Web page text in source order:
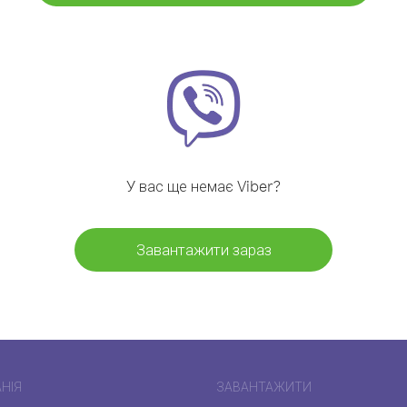
У вас ще немає Viber?
Завантажити зараз
ЗАВАНТАЖИТИ